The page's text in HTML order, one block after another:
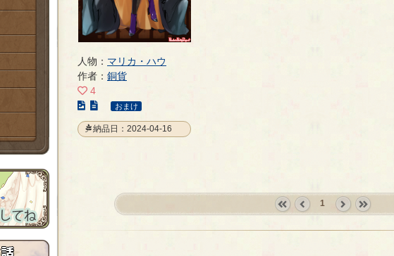
人物： マリカ・ハウ
作者： 銅貨
4
こ
の
イ
おまけ
納品日：2024-04-16
1